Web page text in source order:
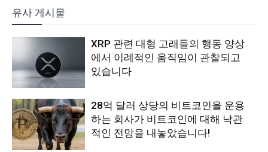
유사 게시물
XRP 관련 대형 고래들의 행동 양상
에서 이례적인 움직임이 관찰되고
있습니다
28억 달러 상당의 비트코인을 운용
하는 회사가 비트코인에 대해 낙관
적인 전망을 내놓았습니다!